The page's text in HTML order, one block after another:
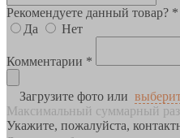
Рекомендуете данный товар? *
Да
Нет
Комментарии *
Загрузите фото или
Максимальный суммарный
Укажите, пожалуйста,